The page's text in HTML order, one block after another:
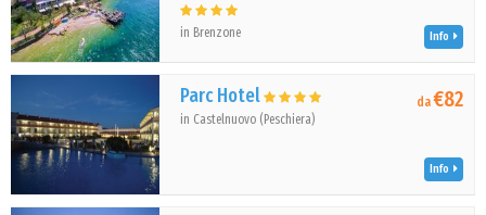
in Brenzone Info
Parc Hotel
in Castelnuovo (Peschiera)
da€82
Info